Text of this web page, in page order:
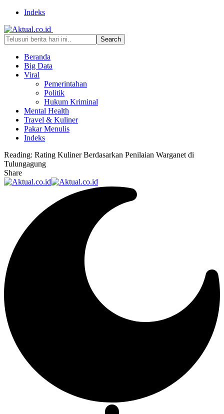
Indeks
Beranda
Big Data
Viral
Pemerintahan
Politik
Hukum Kriminal
Mental Health
Travel & Kuliner
Pakar Menulis
Indeks
Reading: Rating Kuliner Berdasarkan Penilaian Warganet di
Tulungagung
Share